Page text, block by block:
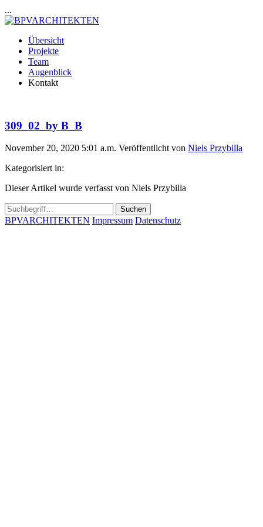
...
Übersicht
Projekte
Team
Augenblick
Kontakt
309_02_by B_B
November 20, 2020 5:01 a.m. Veröffentlicht von Niels Przybilla
Kategorisiert in:
Dieser Artikel wurde verfasst von Niels Przybilla
Suchen
BPVARCHITEKTEN Impressum Datenschutz